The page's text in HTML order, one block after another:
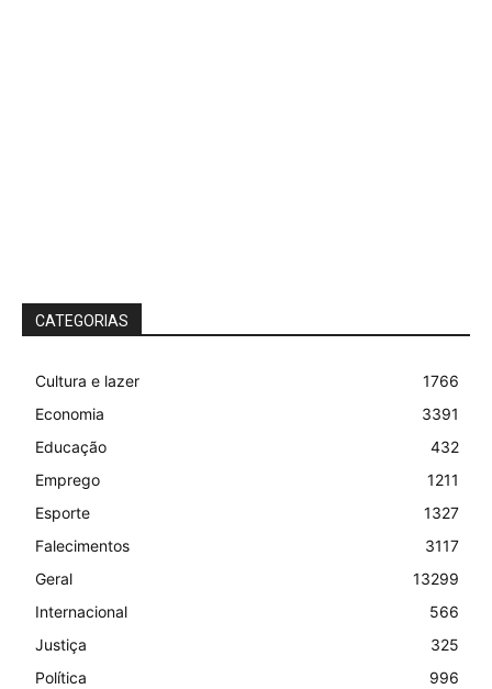
CATEGORIAS
Cultura e lazer
1766
Economia
3391
Educação
432
Emprego
1211
Esporte
1327
Falecimentos
3117
Geral
13299
Internacional
566
Justiça
325
Política
996